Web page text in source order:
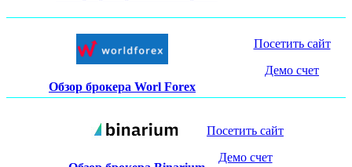
Обзор брокера Worl Forex
Посетить сайт
Демо счет
Посетить сайт
Демо счет